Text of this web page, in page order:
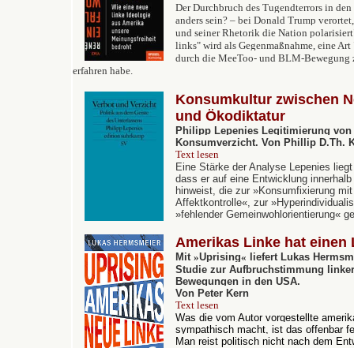
Der Durchbruch des Tugendterrors in
anders sein? – bei Donald Trump
und seiner Rhetorik die Nation
links" wird als Gegenmaßnahme, eine
durch die MeeToo- und BLM-Bewegung
erfahren habe.
Konsumkultur zwischen
und Ökodiktatur
Philipp Lepenies Legitimierung
Konsumverzicht. Von Phillip D.Th.
Text lesen
Eine Stärke der Analyse Lepenies
dass er auf eine Entwicklung
hinweist, die zur »Konsumfixierung
Affektkontrolle«, zur
»fehlender Gemeinwohlorientierung«
Amerikas Linke hat einen
Mit »Uprising« liefert Lukas
Studie zur Aufbruchstimmung
Bewegungen in den USA.
Von Peter Kern
Text lesen
Was die vom Autor vorgestellte
sympathisch macht, ist das offenbar
Man reist politisch nicht nach dem